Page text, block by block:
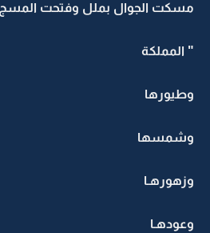
مسكت الجوال بملل وفتحت المسج
" المملكة
وطيورها
وشمسها
وزهورهـا
وعودهـا